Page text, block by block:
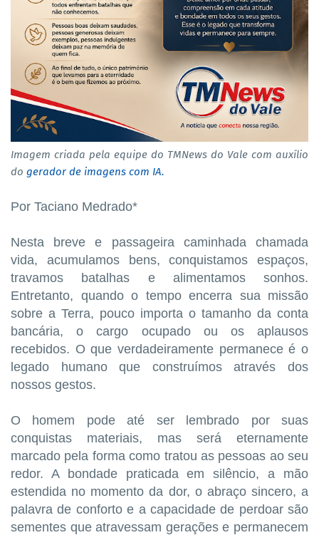
Imagem criada pela equipe do TMNews do Vale com auxílio
do gerador de imagens com IA.
Por Taciano Medrado*
Nesta breve e passageira caminhada chamada
vida, acumulamos bens, conquistamos espaços,
travamos batalhas e alimentamos sonhos.
Entretanto, quando o tempo encerra sua missão
sobre a Terra, pouco importa o tamanho da conta
bancária, o cargo ocupado ou os aplausos
recebidos. O que verdadeiramente permanece é o
legado humano que construímos através dos
nossos gestos.
O homem pode até ser lembrado por suas
conquistas materiais, mas será eternamente
marcado pela forma como tratou as pessoas ao seu
redor. A bondade praticada em silêncio, a mão
estendida no momento da dor, o abraço sincero, a
palavra de conforto e a capacidade de perdoar são
sementes que atravessam gerações e permanecem